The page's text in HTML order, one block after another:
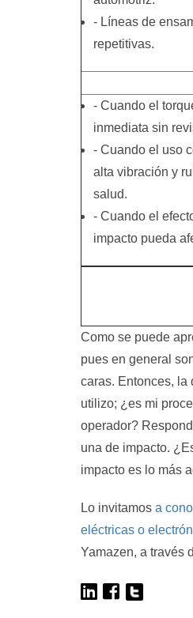
- Líneas de
repetitivas.
- Cuando el
inmediata sin
- Cuando el uso
alta vibración y
salud.
- Cuando el
impacto pueda
Como se puede
pues en general
caras. Entonces, la
utilizo; ¿es mi
operador?
una de impacto.
impacto es lo más
Lo invitamos a
eléctricas o
Yamazen, a través